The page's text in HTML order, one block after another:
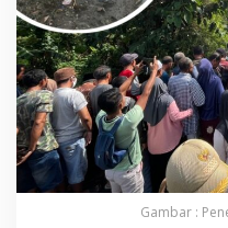
a
k
u
D
i
r
i
n
g
k
u
Gambar :